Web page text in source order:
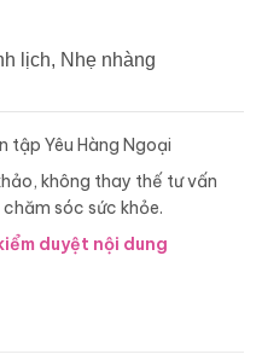
lịch, Nhẹ nhàng
tập Yêu Hàng Ngoại
không thay thế tư vấn
sóc sức khỏe.
duyệt nội dung